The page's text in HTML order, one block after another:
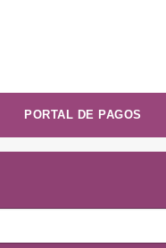
PORTAL DE PAGOS